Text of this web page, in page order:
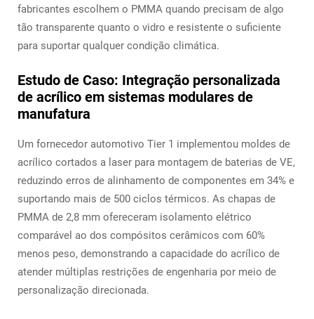
fabricantes escolhem o PMMA quando precisam de algo
tão transparente quanto o vidro e resistente o suficiente
para suportar qualquer condição climática.
Estudo de Caso: Integração personalizada
de acrílico em sistemas modulares de
manufatura
Um fornecedor automotivo Tier 1 implementou moldes de
acrílico cortados a laser para montagem de baterias de VE,
reduzindo erros de alinhamento de componentes em 34% e
suportando mais de 500 ciclos térmicos. As chapas de
PMMA de 2,8 mm ofereceram isolamento elétrico
comparável ao dos compósitos cerâmicos com 60%
menos peso, demonstrando a capacidade do acrílico de
atender múltiplas restrições de engenharia por meio de
personalização direcionada.